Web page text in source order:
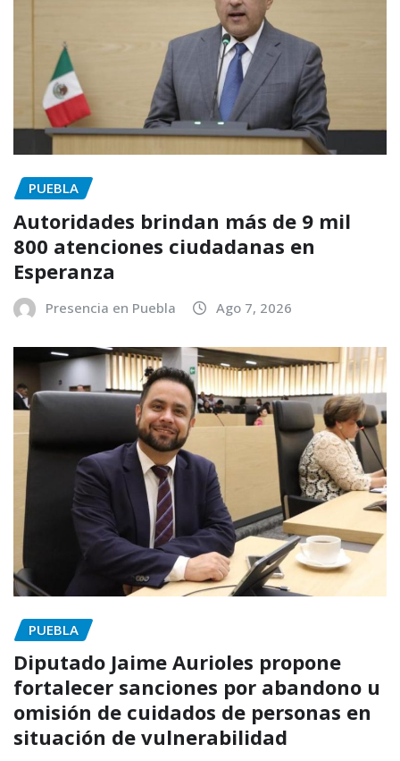
PUEBLA
Autoridades brindan más de 9 mil
800 atenciones ciudadanas en
Esperanza
Presencia en Puebla Ago 7, 2026
PUEBLA
Diputado Jaime Aurioles propone
fortalecer sanciones por abandono u
omisión de cuidados de personas en
situación de vulnerabilidad